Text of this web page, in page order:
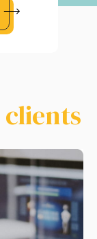
clients